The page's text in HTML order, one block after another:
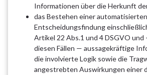
Informationen über die Herkunft
das Bestehen einer automatisierten
Entscheidungsfindung
Artikel 22 Abs.1 und 4 DSGVO und
diesen Fällen — aussagekräftige
die involvierte Logik sowie die
angestrebten Auswirkungen einer